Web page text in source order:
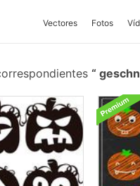
Vectores Fotos